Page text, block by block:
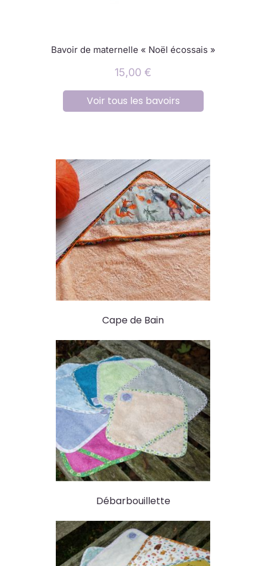
Bavoir de maternelle « Noël écossais »
15,00 €
Voir tous les bavoirs
Cape de Bain
Débarbouillette